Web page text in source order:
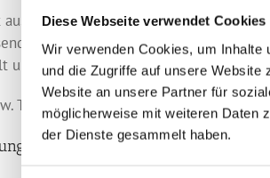
Diese Webseite verwendet Cookies
Wir verwenden Cookies, um Inhalte
und die Zugriffe auf unsere
Website an unsere Partner für
möglicherweise mit weiteren Daten
der Dienste gesammelt haben.
Sicherheitsgründen und zum
eine SSL-bzw. TLS-
und an dem Schloss-Symbol in Ihrer
TLS-Verschlüsselung aktiviert ist,
Löschung